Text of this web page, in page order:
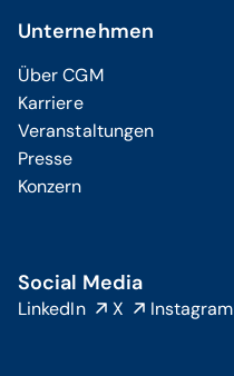
Unternehmen
Über CGM
Karriere
Veranstaltungen
Presse
Konzern
Social Media
LinkedIn X Instagram